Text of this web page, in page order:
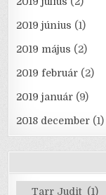
2019 június (1)
2019 május (2)
2019 február (2)
2019 január (9)
2018 december (1)
Kategóriák